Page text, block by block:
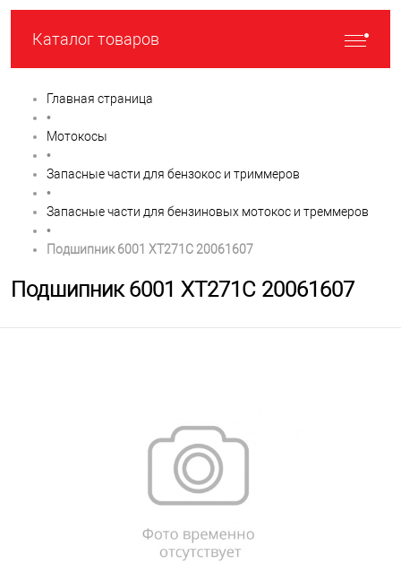
Каталог товаров
Главная страница
•
Мотокосы
•
Запасные части для бензокос и триммеров
•
Запасные части для бензиновых мотокос и треммеров
•
Подшипник 6001 XT271C 20061607
Подшипник 6001 XT271C 20061607